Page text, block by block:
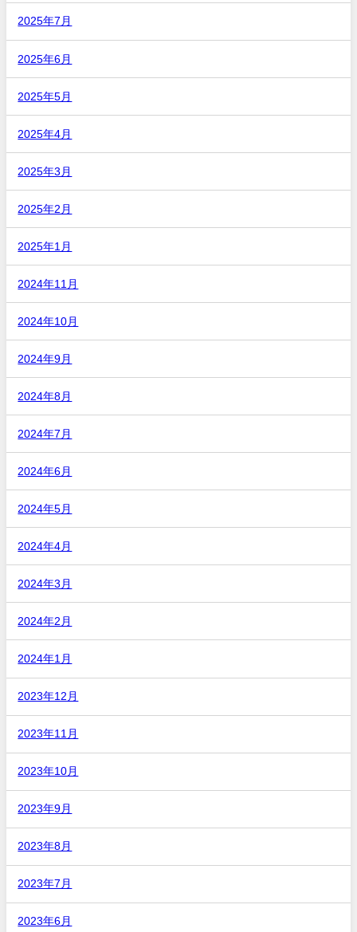
2025年7月
2025年6月
2025年5月
2025年4月
2025年3月
2025年2月
2025年1月
2024年11月
2024年10月
2024年9月
2024年8月
2024年7月
2024年6月
2024年5月
2024年4月
2024年3月
2024年2月
2024年1月
2023年12月
2023年11月
2023年10月
2023年9月
2023年8月
2023年7月
2023年6月